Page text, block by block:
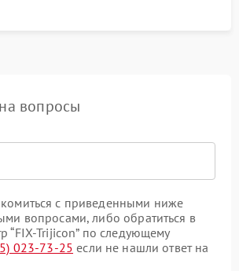
вопросы
с приведенными ниже
вопросами, либо обратиться в
“FIX-Trijicon” по следующему
023-73-25 если не нашли ответ на